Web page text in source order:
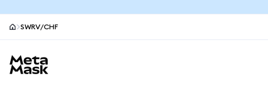
SWRV/CHF